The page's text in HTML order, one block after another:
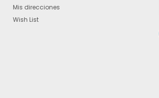
Mis direcciones
Wish List